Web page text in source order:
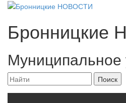
Бронницкие